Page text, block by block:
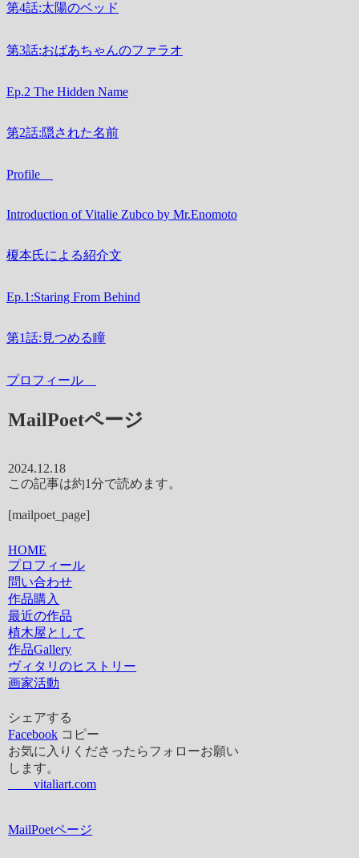
第4話:太陽のベッド
第3話:おばあちゃんのファラオ
Ep.2 The Hidden Name
第2話:隠された名前
Profile
Introduction of Vitalie Zubco by Mr.Enomoto
榎本氏による紹介文
Ep.1:Staring From Behind
第1話:見つめる瞳
プロフィール
MailPoetページ
2024.12.18
この記事は約1分で読めます。
[mailpoet_page]
HOME
プロフィール
問い合わせ
作品購入
最近の作品
植木屋として
作品Gallery
ヴィタリのヒストリー
画家活動
シェアする
Facebook コピー
お気に入りくださったらフォローお願い
します。
vitaliart.com
MailPoetページ